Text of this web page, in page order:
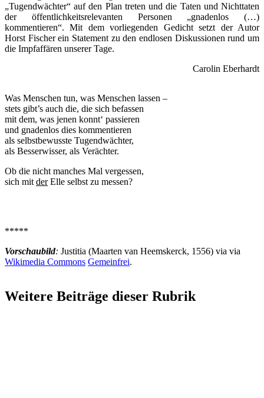
„Tugendwächter“ auf den Plan treten und die Taten und Nichttaten
der öffentlichkeitsrelevanten Personen „gnadenlos (…)
kommentieren“. Mit dem vorliegenden Gedicht setzt der Autor
Horst Fischer ein Statement zu den endlosen Diskussionen rund um
die Impfaffären unserer Tage.
Carolin Eberhardt
Was Menschen tun, was Menschen lassen –
stets gibt’s auch die, die sich befassen
mit dem, was jenen konnt‘ passieren
und gnadenlos dies kommentieren
als selbstbewusste Tugendwächter,
als Besserwisser, als Verächter.
Ob die nicht manches Mal vergessen,
sich mit derElle selbst zu messen?
*****
Vorschaubild: Justitia (Maarten van Heemskerck, 1556) via via
Wikimedia Commons Gemeinfrei.
Weitere Beiträge dieser Rubrik